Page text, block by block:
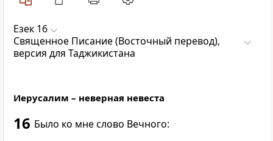
Езек 16
Священное Писание (Восточный перевод),
версия для Таджикистана
Иерусалим – неверная невеста
16 Было ко мне слово Вечного: